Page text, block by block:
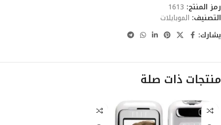
رمز المنتج: 1613
التصنيف: الموبايلات
يشارك:
منتجات ذات صلة